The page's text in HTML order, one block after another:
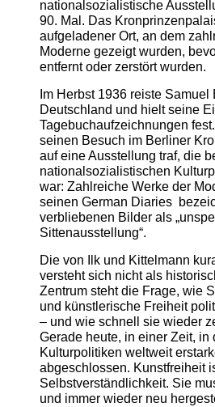
nationalsozialistische
90. Mal. Das
aufgeladener Ort, an dem
Moderne gezeigt wurden,
entfernt oder zerstört wurden.
Im Herbst 1936 reiste Samuel
Deutschland und hielt seine
Tagebuchaufzeichnungen
seinen Besuch im Berliner
auf eine Ausstellung traf, die
nationalsozialistischen
war: Zahlreiche Werke der
seinen German Diaries
verbliebenen Bilder als
Sittenausstellung“.
Die von Ilk und Kittelmann
versteht sich nicht als
Zentrum steht die Frage, wie
und künstlerische Freiheit
– und wie schnell sie wieder
Gerade heute, in einer Zeit, in
Kulturpolitiken weltweit
abgeschlossen. Kunstfreiheit
Selbstverständlichkeit. Sie
und immer wieder neu